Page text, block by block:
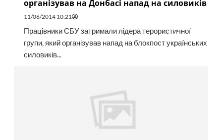
організував на Донбасі напад на силовиків
11/06/2014 10:21
Працівники СБУ затримали лідера терористичної
групи, який організував напад на блокпост українських
силовиків...